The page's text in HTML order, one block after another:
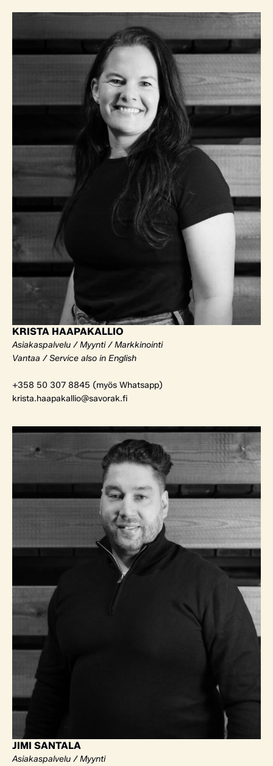
KRISTA HAAPAKALLIO
Asiakaspalvelu / Myynti / Markkinointi
Vantaa / Service also in English
+358 50 307 8845 (myös Whatsapp)
krista.haapakallio@savorak.fi
JIMI SANTALA
Asiakaspalvelu / Myynti